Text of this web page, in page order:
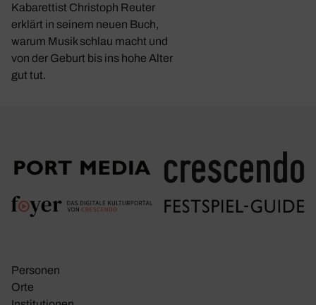
Kabarettist Christoph Reuter
erklärt in seinem neuen Buch,
warum Musik schlau macht und
von der Geburt bis ins hohe Alter
gut tut.
Personen
Orte